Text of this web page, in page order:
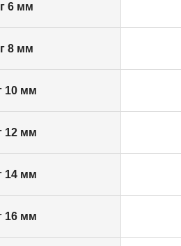
6 мм
8 мм
10 мм
12 мм
14 мм
16 мм